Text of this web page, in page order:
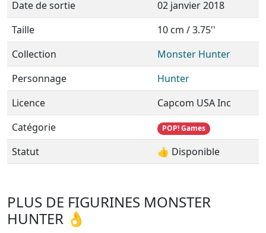
Date de sortie
02 janvier 2018
Taille
10 cm / 3.75''
Collection
Monster Hunter
Personnage
Hunter
Licence
Capcom USA Inc
Catégorie
POP! Games
Statut 👍 Disponible
PLUS DE FIGURINES MONSTER
HUNTER 👌